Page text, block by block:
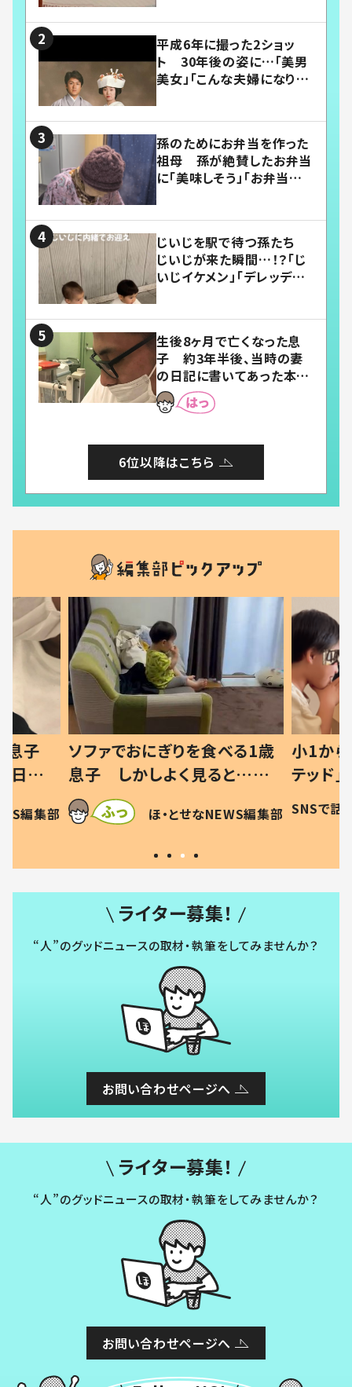
平成6年に撮った2ショッ
ト 30年後の姿に…「美男
美女」「こんな夫婦になりた
孫のためにお弁当を作った
祖母 孫が絶賛したお弁当
に「美味しそう」「お弁当すご
じいじを駅で待つ孫たち
じいじが来た瞬間…！？「じ
いじイケメン」「デレッデレ」
生後8ヶ月で亡くなった息
子 約3年半後、当時の妻
の日記に書いてあった本音
とは
6位以降はこちら
る1歳
…母
現行
編集部
小1から不登校、息子は「ギフ
テッド」だった 父が“ウチ給
食”を作り続ける理由とは #令
和の親 #令和の子
SNSで話題 ほ・とせなNEWS編集部
ひ孫に
が、抱
方ない
ライター募集！
“人”のグッドニュースの取材・執筆をしてみませんか？
お問い合わせページへ
ライター募集！
“人”のグッドニュースの取材・執筆をしてみませんか？
お問い合わせページへ